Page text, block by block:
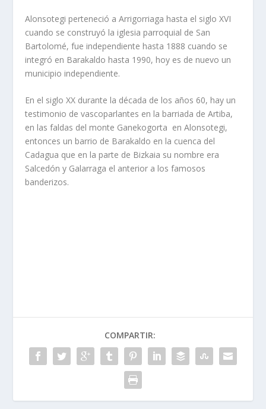
Alonsotegi perteneció a Arrigorriaga hasta el siglo XVI
cuando se construyó la iglesia parroquial de San
Bartolomé, fue independiente hasta 1888 cuando se
integró en Barakaldo hasta 1990, hoy es de nuevo un
municipio independiente.
En el siglo XX durante la década de los años 60, hay un
testimonio de vascoparlantes en la barriada de Artiba,
en las faldas del monte Ganekogorta en Alonsotegi,
entonces un barrio de Barakaldo en la cuenca del
Cadagua que en la parte de Bizkaia su nombre era
Salcedón y Galarraga el anterior a los famosos
banderizos.
COMPARTIR: